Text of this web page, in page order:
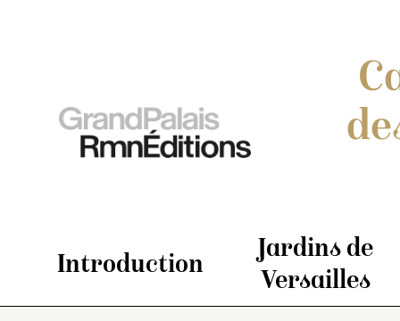
Introduction
Jardins de
Versailles